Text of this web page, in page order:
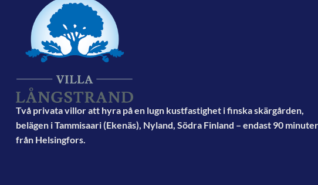
Två privata villor att hyra på en lugn kustfastighet i finska skärgården,
belägen i Tammisaari (Ekenäs), Nyland, Södra Finland – endast 90 minuter
från Helsingfors.